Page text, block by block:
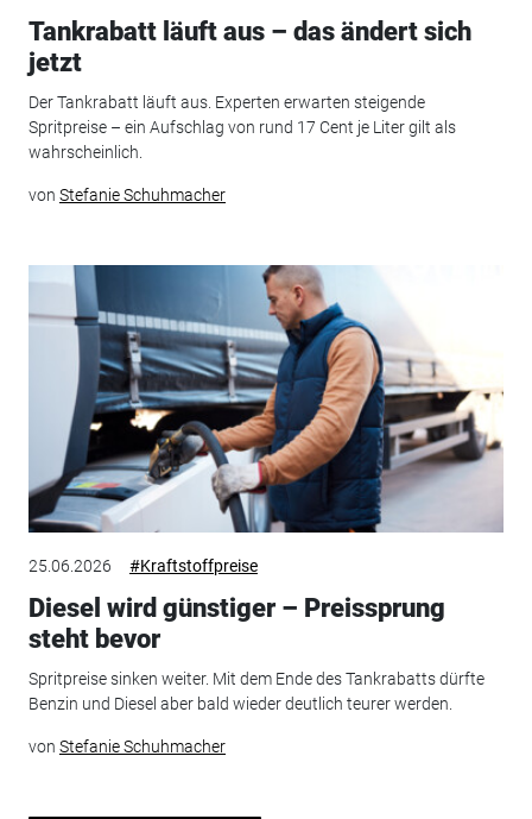
Tankrabatt läuft aus – das ändert sich
jetzt
Der Tankrabatt läuft aus. Experten erwarten steigende
Spritpreise – ein Aufschlag von rund 17 Cent je Liter gilt als
wahrscheinlich.
von Stefanie Schuhmacher
25.06.2026 #Kraftstoffpreise
Diesel wird günstiger – Preissprung
steht bevor
Spritpreise sinken weiter. Mit dem Ende des Tankrabatts dürfte
Benzin und Diesel aber bald wieder deutlich teurer werden.
von Stefanie Schuhmacher